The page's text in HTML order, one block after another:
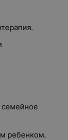
семейное
ребенком.